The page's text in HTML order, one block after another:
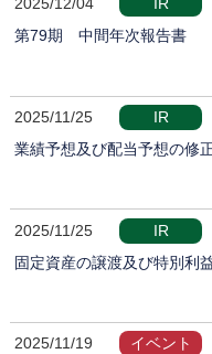
2025/12/04
IR
第79期 中間年次報告書
2025/11/25
IR
業績予想及び配当予想の修
2025/11/25
IR
固定資産の譲渡及び特別利
2025/11/19
イベント